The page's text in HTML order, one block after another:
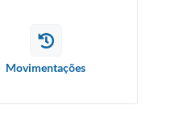
Movimentações